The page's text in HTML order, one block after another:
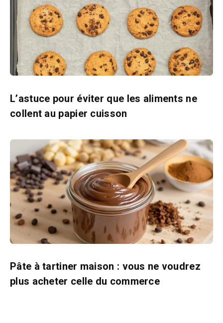
L’astuce pour éviter que les aliments ne
collent au papier cuisson
Pâte à tartiner maison : vous ne voudrez
plus acheter celle du commerce